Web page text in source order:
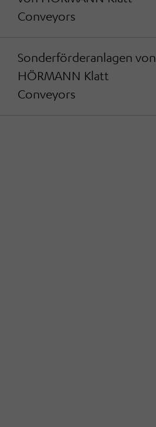
Conveyors
Sonderförderanlagen von
HÖRMANN Klatt
Conveyors